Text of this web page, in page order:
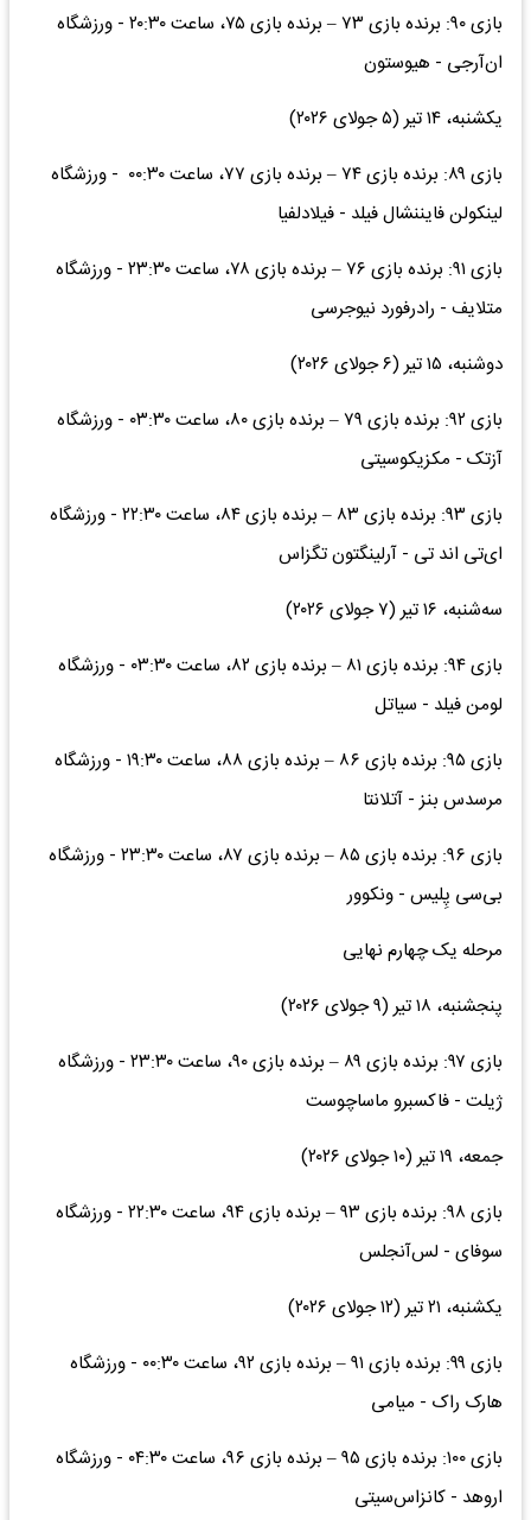
بازی ۹۰: برنده بازی ۷۳ – برنده بازی ۷۵، ساعت ۲۰:۳۰ - ورزشگاه
ان‌آرجی - هیوستون
یکشنبه، ۱۴ تیر (۵ جولای ۲۰۲۶)
بازی ۸۹: برنده بازی ۷۴ – برنده بازی ۷۷، ساعت ۰۰:۳۰ - ورزشگاه
لینکولن فایننشال فیلد - فیلادلفیا
بازی ۹۱: برنده بازی ۷۶ – برنده بازی ۷۸، ساعت ۲۳:۳۰ - ورزشگاه
متلایف - رادرفورد نیوجرسی
دوشنبه، ۱۵ تیر (۶ جولای ۲۰۲۶)
بازی ۹۲: برنده بازی ۷۹ – برنده بازی ۸۰، ساعت ۰۳:۳۰ - ورزشگاه
آزتک - مکزیکوسیتی
بازی ۹۳: برنده بازی ۸۳ – برنده بازی ۸۴، ساعت ۲۲:۳۰ - ورزشگاه
ای‌تی اند تی - آرلینگتون تگزاس
سه‌شنبه، ۱۶ تیر (۷ جولای ۲۰۲۶)
بازی ۹۴: برنده بازی ۸۱ – برنده بازی ۸۲، ساعت ۰۳:۳۰ - ورزشگاه
لومن فیلد - سیاتل
بازی ۹۵: برنده بازی ۸۶ – برنده بازی ۸۸، ساعت ۱۹:۳۰ - ورزشگاه
مرسدس بنز - آتلانتا
بازی ۹۶: برنده بازی ۸۵ – برنده بازی ۸۷، ساعت ۲۳:۳۰ - ورزشگاه
بی‌سی پِلیس - ونکوور
مرحله یک چهارم نهایی
پنجشنبه، ۱۸ تیر (۹ جولای ۲۰۲۶)
بازی ۹۷: برنده بازی ۸۹ – برنده بازی ۹۰، ساعت ۲۳:۳۰ - ورزشگاه
ژیلت - فاکسبرو ماساچوست
جمعه، ۱۹ تیر (۱۰ جولای ۲۰۲۶)
بازی ۹۸: برنده بازی ۹۳ – برنده بازی ۹۴، ساعت ۲۲:۳۰ - ورزشگاه
سوفای - لس‌آنجلس
یکشنبه، ۲۱ تیر (۱۲ جولای ۲۰۲۶)
بازی ۹۹: برنده بازی ۹۱ – برنده بازی ۹۲، ساعت ۰۰:۳۰ - ورزشگاه
هارک راک - میامی
بازی ۱۰۰: برنده بازی ۹۵ – برنده بازی ۹۶، ساعت ۰۴:۳۰ - ورزشگاه
اروهد - کانزاس‌سیتی